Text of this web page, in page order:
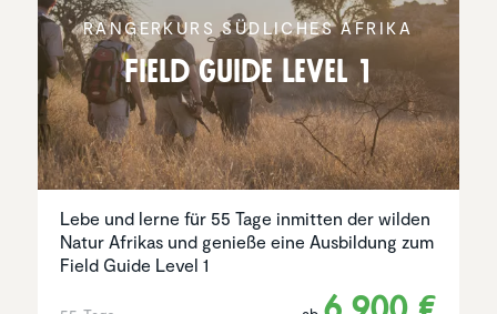
RANGER­KURS SÜDLICHES AFRIKA
Field Guide Level 1
Lebe und lerne für 55 Tage inmitten der wilden
Natur Afrikas und genieße eine Ausbildung zum
Field Guide Level 1